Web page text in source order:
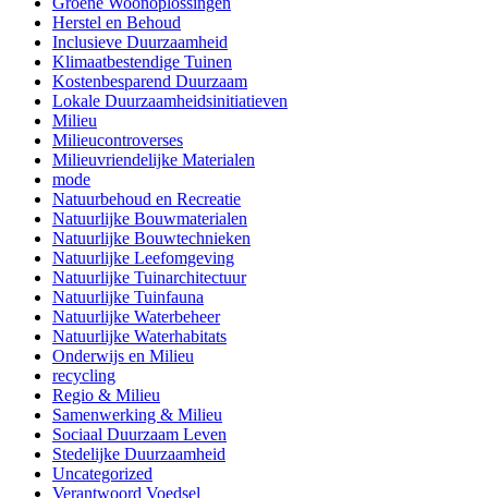
Herstel en Behoud
Inclusieve Duurzaamheid
Klimaatbestendige Tuinen
Kostenbesparend Duurzaam
Lokale Duurzaamheidsinitiatieven
Milieu
Milieucontroverses
Milieuvriendelijke Materialen
mode
Natuurbehoud en Recreatie
Natuurlijke Bouwmaterialen
Natuurlijke Bouwtechnieken
Natuurlijke Leefomgeving
Natuurlijke Tuinarchitectuur
Natuurlijke Tuinfauna
Natuurlijke Waterbeheer
Natuurlijke Waterhabitats
Onderwijs en Milieu
recycling
Regio & Milieu
Samenwerking & Milieu
Sociaal Duurzaam Leven
Stedelijke Duurzaamheid
Uncategorized
Verantwoord Voedsel